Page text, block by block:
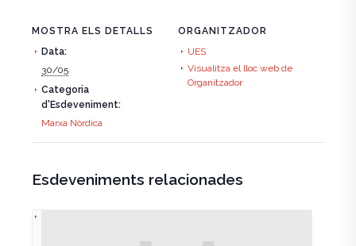
MOSTRA ELS DETALLS
Data:
30/05
Categoria
d'Esdeveniment:
Marxa Nòrdica
ORGANITZADOR
UES
Visualitza el lloc web de
Organitzador
Esdeveniments relacionades